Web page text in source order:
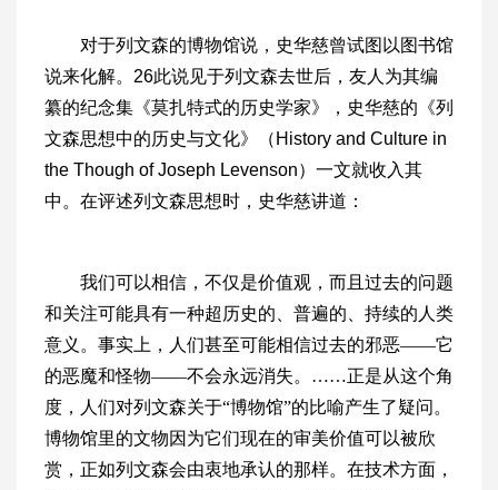
对于列文森的博物馆说，史华慈曾试图以图书馆
说来化解。26此说见于列文森去世后，友人为其编
纂的纪念集《莫扎特式的历史学家》，史华慈的《列
文森思想中的历史与文化》（History and Culture in
the Though of Joseph Levenson）一文就收入其
中。在评述列文森思想时，史华慈讲道：
我们可以相信，不仅是价值观，而且过去的问题
和关注可能具有一种超历史的、普遍的、持续的人类
意义。事实上，人们甚至可能相信过去的邪恶——它
的恶魔和怪物——不会永远消失。……正是从这个角
度，人们对列文森关于“博物馆”的比喻产生了疑问。
博物馆里的文物因为它们现在的审美价值可以被欣
赏，正如列文森会由衷地承认的那样。在技术方面，